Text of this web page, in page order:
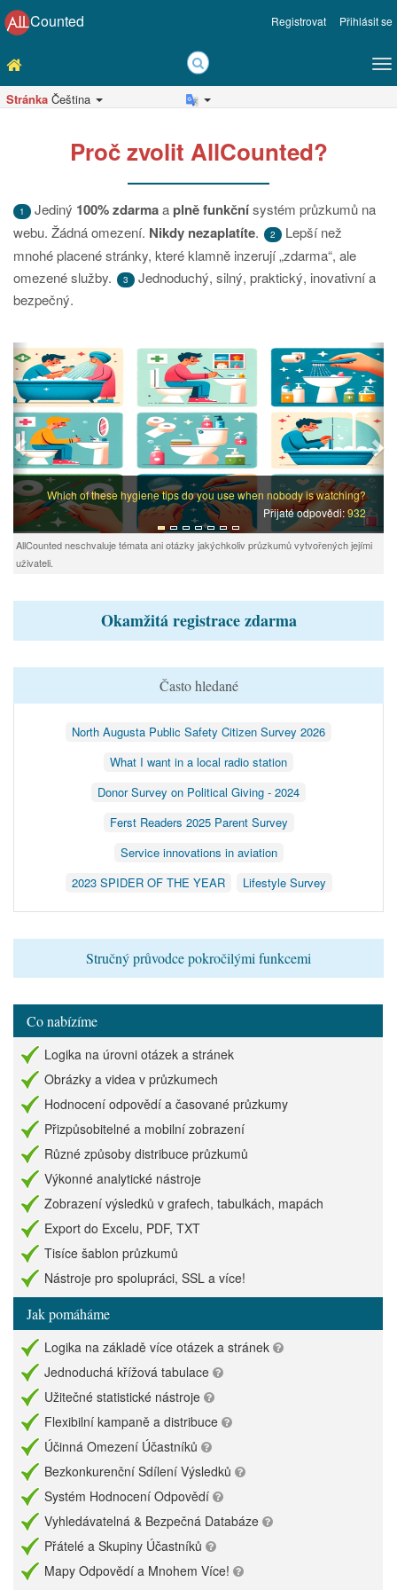
Counted Registrovat Přihlásit se
Stránka Čeština
Proč zvolit AllCounted?
1 Jediný 100% zdarmaaplně funkčnísystém průzkumů na
webu. Žádná omezení. Nikdy nezaplatíte. 2
Lepší než
mnohé placené stránky, které klamně inzerují „zdarma“, ale
omezené služby.
3
Jednoduchý, silný, praktický, inovativní a
bezpečný.
Which of these hygiene tips do you use when nobody is watching?
Přijaté odpovědi:932
Předchozí
AllCounted neschvaluje témata ani otázky jakýchkoliv průzkumů vytvořených jejími
uživateli.
Okamžitá registrace zdarma
Často hledané
North Augusta Public Safety Citizen Survey 2026
What I want in a local radio station
Donor Survey on Political Giving - 2024
Ferst Readers 2025 Parent Survey
Service innovations in aviation
2023 SPIDER OF THE YEAR
Lifestyle Survey
Stručný průvodce pokročilými funkcemi
Co nabízíme
Logika na úrovni otázek a stránek
Obrázky a videa v průzkumech
Hodnocení odpovědí a časované průzkumy
Přizpůsobitelné a mobilní zobrazení
Různé způsoby distribuce průzkumů
Výkonné analytické nástroje
Zobrazení výsledků v grafech, tabulkách, mapách
Export do Excelu, PDF, TXT
Tisíce šablon průzkumů
Nástroje pro spolupráci, SSL a více!
Jak pomáháme
Logika na základě více otázek a stránek
Jednoduchá křížová tabulace
Užitečné statistické nástroje
Flexibilní kampaně a distribuce
Účinná Omezení Účastníků
Bezkonkurenční Sdílení Výsledků
Systém Hodnocení Odpovědí
Vyhledávatelná & Bezpečná Databáze
Přátelé a Skupiny Účastníků
Mapy Odpovědí a Mnohem Více!